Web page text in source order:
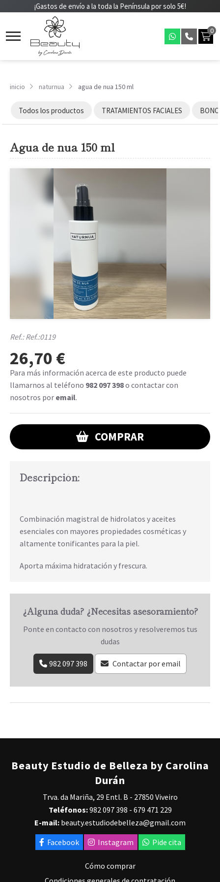
¡Gastos de envío a la toda la Península por solo 5€!
0
inicio naturnua agua de nua 150 ml
Todos los productos TRATAMIENTOS FACIALES
Agua de nua 150 ml
Ref.:Ref.:0119
26,70 €
Para más información acerca de este producto puede
llamarnos al teléfono 982 097 398o contactar con
nosotros por email.
COMPRAR
Descripción:
Combinación magistral de hidrolatos y aceites
esenciales con mayores propiedades cosméticas y
altamente tonificantes para la piel.
Aporta máxima hidratación y frescura.
¿Alguna duda? ¿Necesitas asesoramiento?
Ponte en contacto con nosotros y resolveremos tus
dudas
982 097 398 Contactar por email
Beauty Estudio de Belleza by Carolina
Durán
Trva. da Mariña, 29 Entl. B - 27850 Viveiro
Teléfonos:982 097 398 - 679 471 229
E-mail: beauty.estudiodebelleza@gmail.com
Facebook
Instagram Pide cita
Cómo comprar